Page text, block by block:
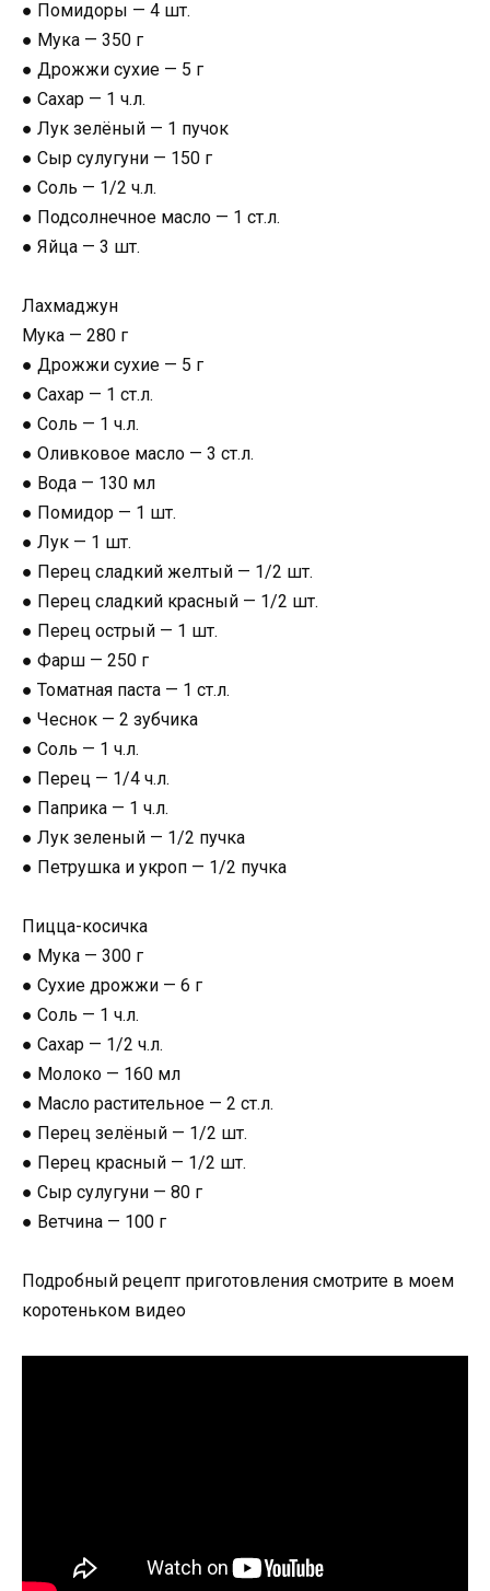
● Помидоры — 4 шт.
● Мука — 350 г
● Дрожжи сухие — 5 г
● Сахар — 1 ч.л.
● Лук зелёный — 1 пучок
● Сыр сулугуни — 150 г
● Соль — 1/2 ч.л.
● Подсолнечное масло — 1 ст.л.
● Яйца — 3 шт.
Лахмаджун
Мука — 280 г
● Дрожжи сухие — 5 г
● Сахар — 1 ст.л.
● Соль — 1 ч.л.
● Оливковое масло — 3 ст.л.
● Вода — 130 мл
● Помидор — 1 шт.
● Лук — 1 шт.
● Перец сладкий желтый — 1/2 шт.
● Перец сладкий красный — 1/2 шт.
● Перец острый — 1 шт.
● Фарш — 250 г
● Томатная паста — 1 ст.л.
● Чеснок — 2 зубчика
● Соль — 1 ч.л.
● Перец — 1/4 ч.л.
● Паприка — 1 ч.л.
● Лук зеленый — 1/2 пучка
● Петрушка и укроп — 1/2 пучка
Пицца-косичка
● Мука — 300 г
● Сухие дрожжи — 6 г
● Соль — 1 ч.л.
● Сахар — 1/2 ч.л.
● Молоко — 160 мл
● Масло растительное — 2 ст.л.
● Перец зелёный — 1/2 шт.
● Перец красный — 1/2 шт.
● Сыр сулугуни — 80 г
● Ветчина — 100 г
Подробный рецепт приготовления смотрите в моем
коротеньком видео